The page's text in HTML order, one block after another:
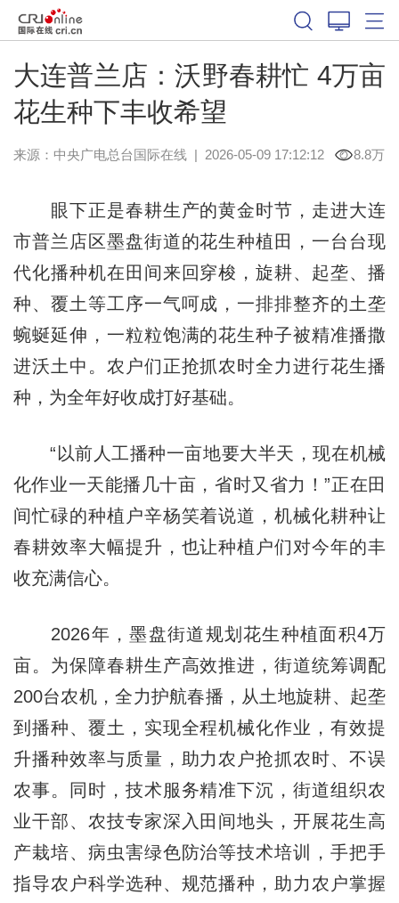
大连普兰店：沃野春耕忙 4万亩
花生种下丰收希望
来源：中央广电总台国际在线| 2026-05-09 17:12:12 8.8万
眼下正是春耕生产的黄金时节，走进大连
市普兰店区墨盘街道的花生种植田，一台台现
代化播种机在田间来回穿梭，旋耕、起垄、播
种、覆土等工序一气呵成，一排排整齐的土垄
蜿蜒延伸，一粒粒饱满的花生种子被精准播撒
进沃土中。农户们正抢抓农时全力进行花生播
种，为全年好收成打好基础。
“以前人工播种一亩地要大半天，现在机械
化作业一天能播几十亩，省时又省力！”正在田
间忙碌的种植户辛杨笑着说道，机械化耕种让
春耕效率大幅提升，也让种植户们对今年的丰
收充满信心。
2026年，墨盘街道规划花生种植面积4万
亩。为保障春耕生产高效推进，街道统筹调配
200台农机，全力护航春播，从土地旋耕、起垄
到播种、覆土，实现全程机械化作业，有效提
升播种效率与质量，助力农户抢抓农时、不误
农事。同时，技术服务精准下沉，街道组织农
业干部、农技专家深入田间地头，开展花生高
产栽培、病虫害绿色防治等技术培训，手把手
指导农户科学选种、规范播种，助力农户掌握